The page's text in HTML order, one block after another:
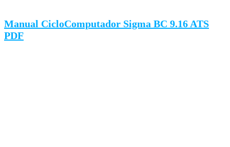
Manual CicloComputador Sigma BC 9.16 ATS
PDF